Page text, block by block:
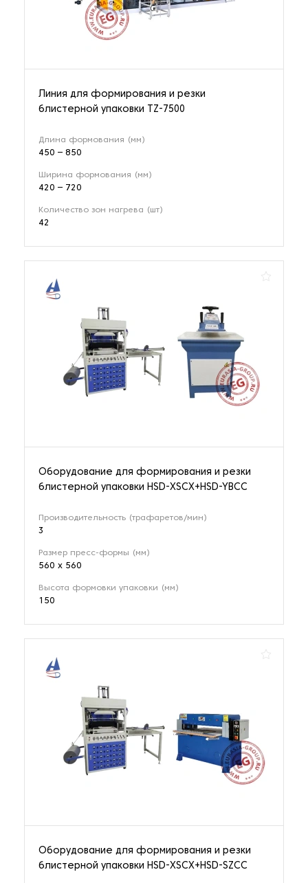
Линия для формирования и резки
блистерной упаковки TZ-7500
Длина формования (мм)
450 – 850
Ширина формования (мм)
420 – 720
Количество зон нагрева (шт)
42
Оборудование для формирования и резки
блистерной упаковки HSD-XSCX+HSD-YBCC
Производительность (трафаретов/мин)
3
Размер пресс-формы (мм)
560 х 560
Высота формовки упаковки (мм)
150
Оборудование для формирования и резки
блистерной упаковки HSD-XSCX+HSD-SZCC